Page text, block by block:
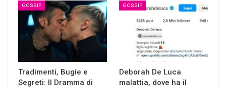
GOSSIP
Tradimenti, Bugie e
Segreti: Il Dramma di
GOSSIP
Deborah De Luca
malattia, dove ha il